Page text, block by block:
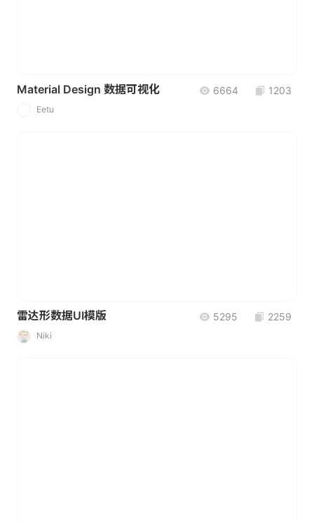
Material Design 数据可视化 6664 1203
Eetu
雷达形数据UI模版 5295 2259
Niki